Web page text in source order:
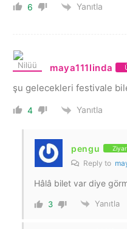
6 Yanıtla
maya111linda
şu gelecekleri festivale
4 Yanıtla
pengu
Reply to
Hâlâ bilet var diye
3 Yanıtla